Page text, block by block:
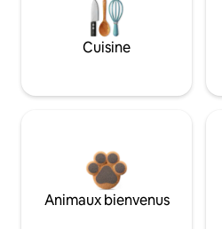
Cuisine
Animaux bienvenus